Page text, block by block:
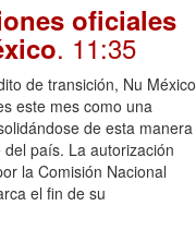
oficiales
. 11:35
de transición, Nu México
este mes como una
de esta manera
país. La autorización
la Comisión Nacional
el fin de su